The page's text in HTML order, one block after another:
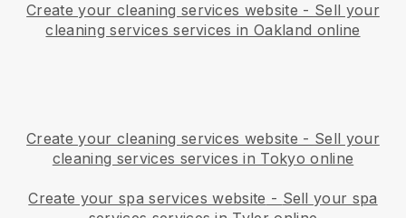
Create your cleaning services website - Sell your
cleaning services services in Oakland online
Create your cleaning services website - Sell your
cleaning services services in Tokyo online
Create your spa services website - Sell your spa